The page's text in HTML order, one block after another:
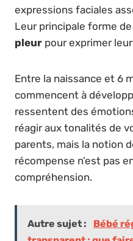
expressions faciales
Leur principale forme
pleur pour exprimer
Entre la naissance et 6
commencent à
ressentent des
réagir aux tonalités de
parents, mais la notion
récompense n’est pas
compréhension.
Autre sujet :
Bébé